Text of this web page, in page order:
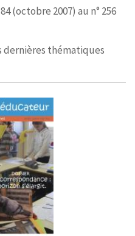
(octobre 2007) au n° 256
dernières thématiques